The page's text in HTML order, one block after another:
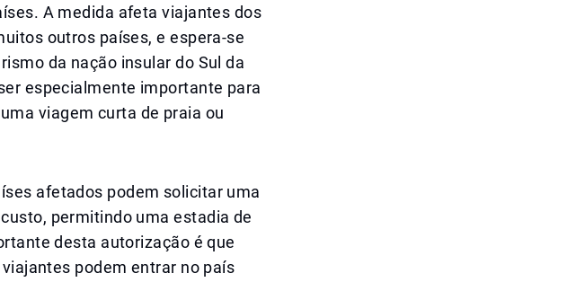
A medida afeta viajantes dos
outros países, e espera-se
da nação insular do Sul da
especialmente importante para
viagem curta de praia ou
afetados podem solicitar uma
permitindo uma estadia de
desta autorização é que
podem entrar no país